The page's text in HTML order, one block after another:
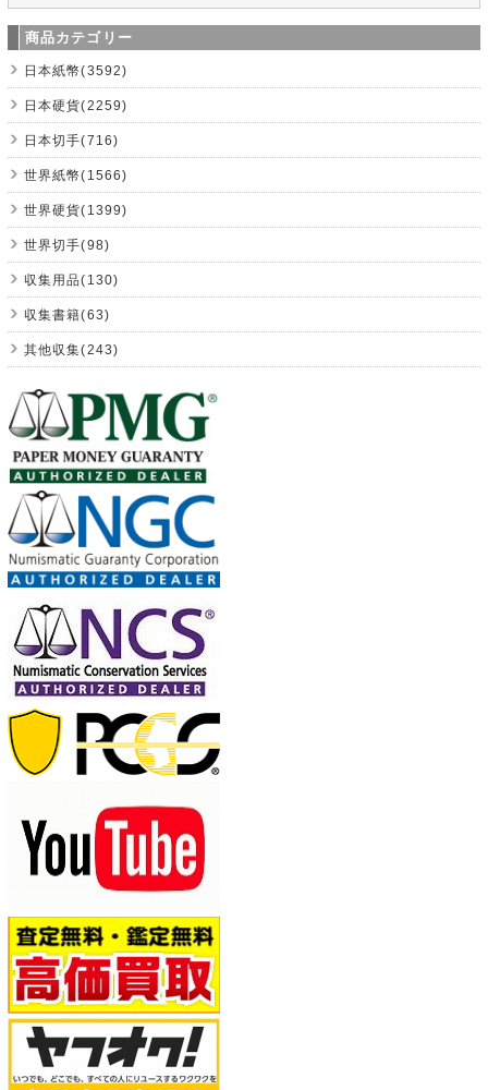
商品カテゴリー
日本紙幣(3592)
日本硬貨(2259)
日本切手(716)
世界紙幣(1566)
世界硬貨(1399)
世界切手(98)
収集用品(130)
収集書籍(63)
其他収集(243)